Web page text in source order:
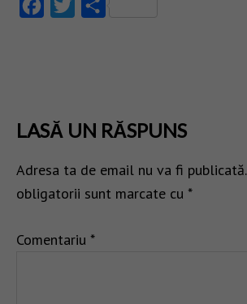
FacebookTwitter
LASĂ UN RĂSPUNS
Adresa ta de email nu va fi publicată.
obligatorii sunt marcate cu *
Comentariu *